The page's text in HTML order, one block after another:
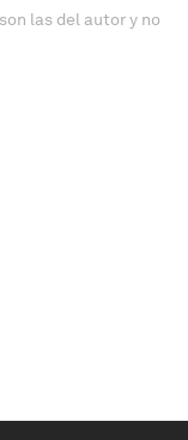
las del autor y no